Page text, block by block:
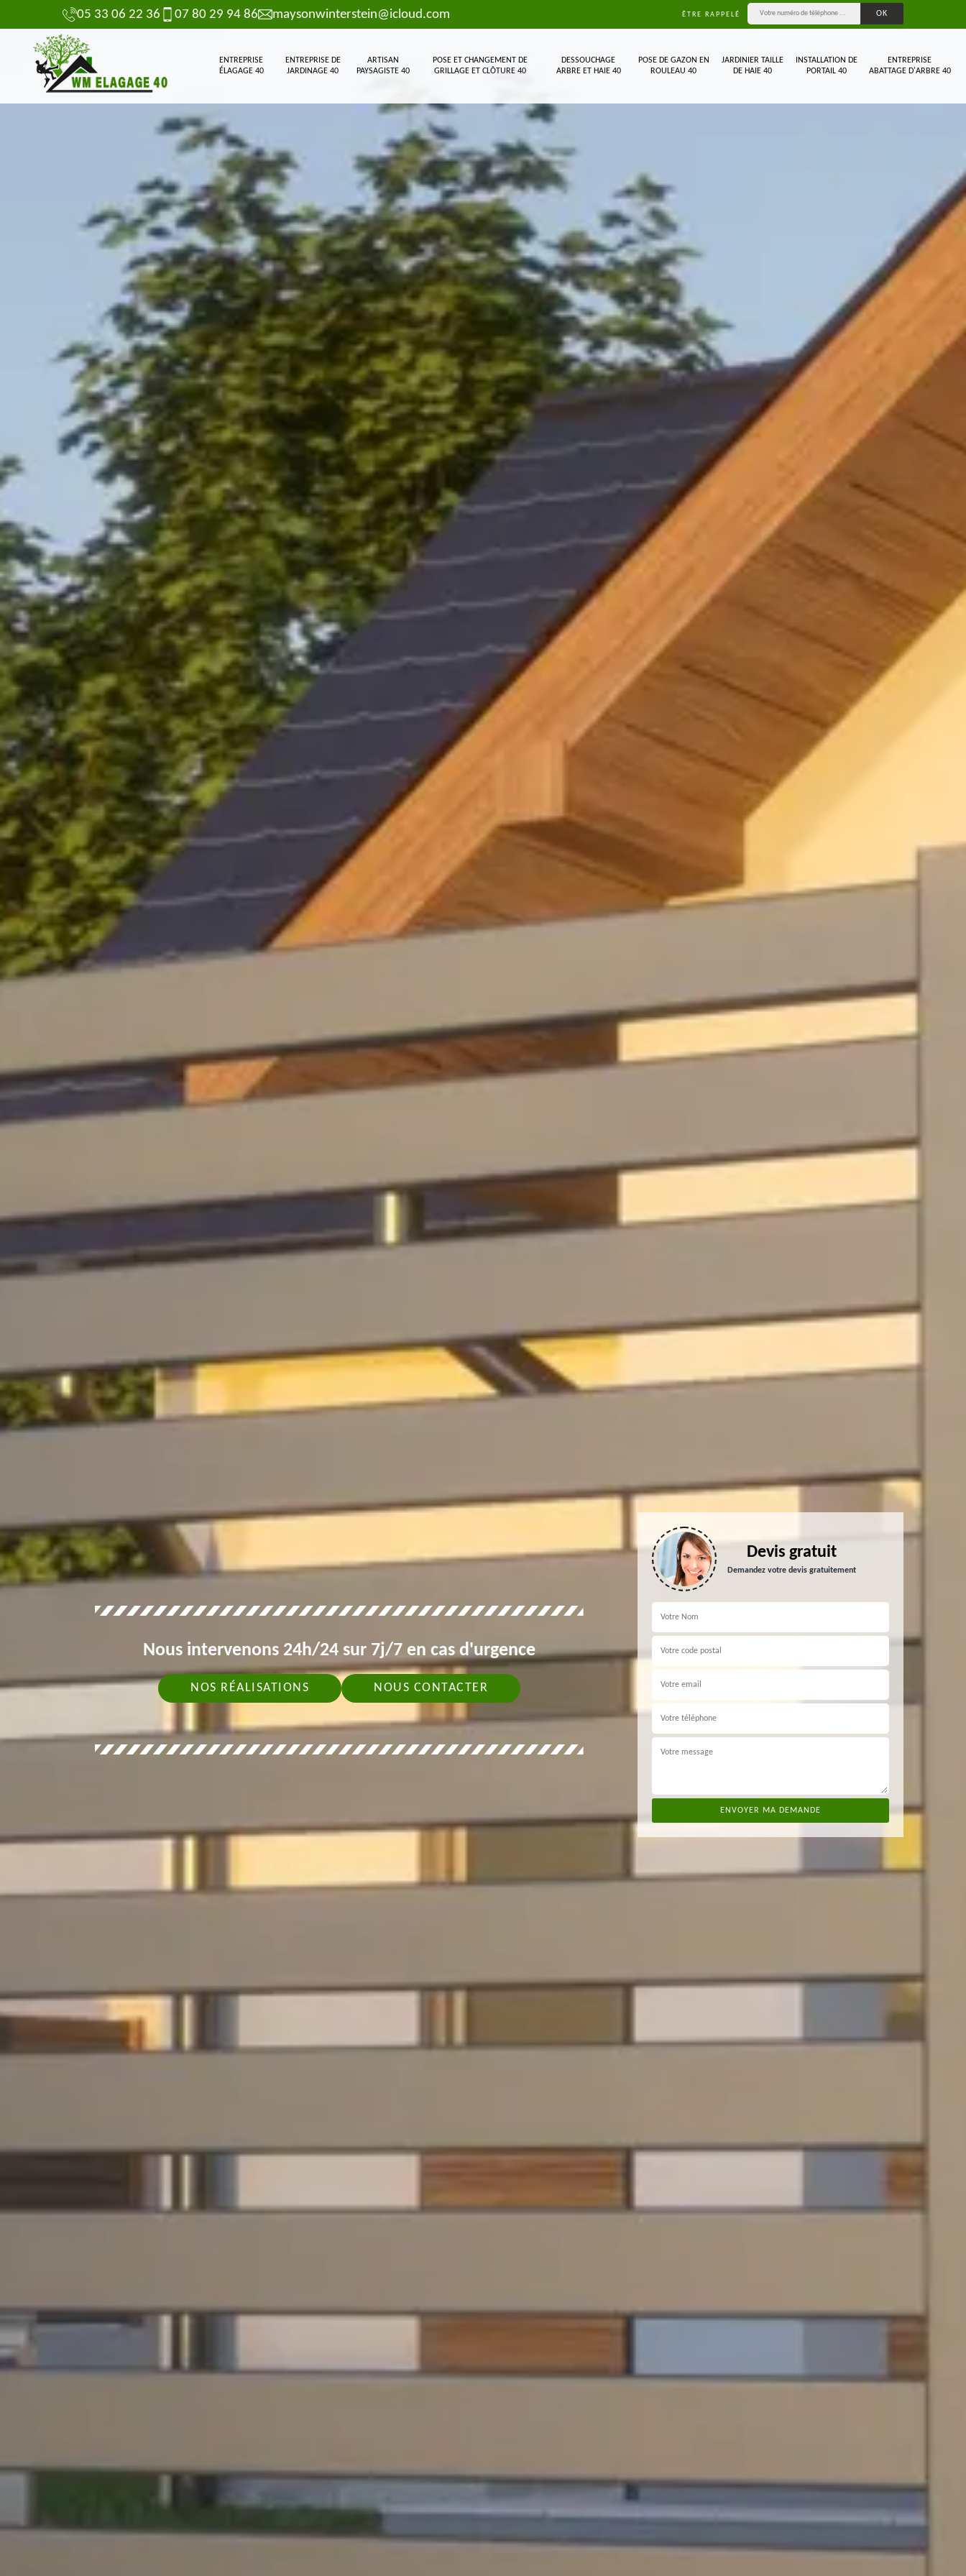
05 33 06 22 36 07 80 29 94 86 maysonwinterstein@icloud.com ÊTRE RAPPELÉ
ENTREPRISE
ÉLAGAGE 40
ENTREPRISE DE
JARDINAGE 40
ARTISAN
PAYSAGISTE 40
POSE ET CHANGEMENT DE
GRILLAGE ET CLÔTURE 40
DESSOUCHAGE
ARBRE ET HAIE 40
POSE DE GAZON EN
ROULEAU 40
JARDINIER TAILLE
DE HAIE 40
INSTALLATION DE
PORTAIL 40
ENTREPRISE
ABATTAGE D'ARBRE 40
Nous intervenons 24h/24 sur 7j/7 en cas d'urgence
NOS RÉALISATIONS NOUS CONTACTER
Devis gratuit
Demandez votre devis gratuitement